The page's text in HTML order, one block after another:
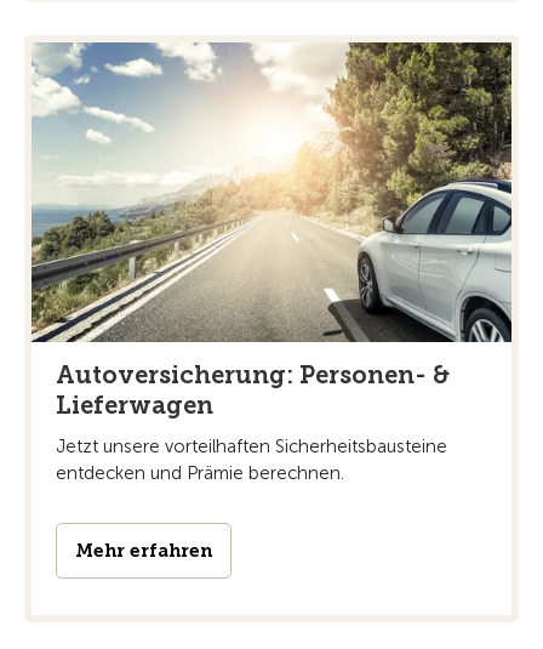
Autoversicherung: Personen- &
Lieferwagen
Jetzt unsere vorteilhaften Sicherheitsbausteine
entdecken und Prämie berechnen.
Mehr erfahren